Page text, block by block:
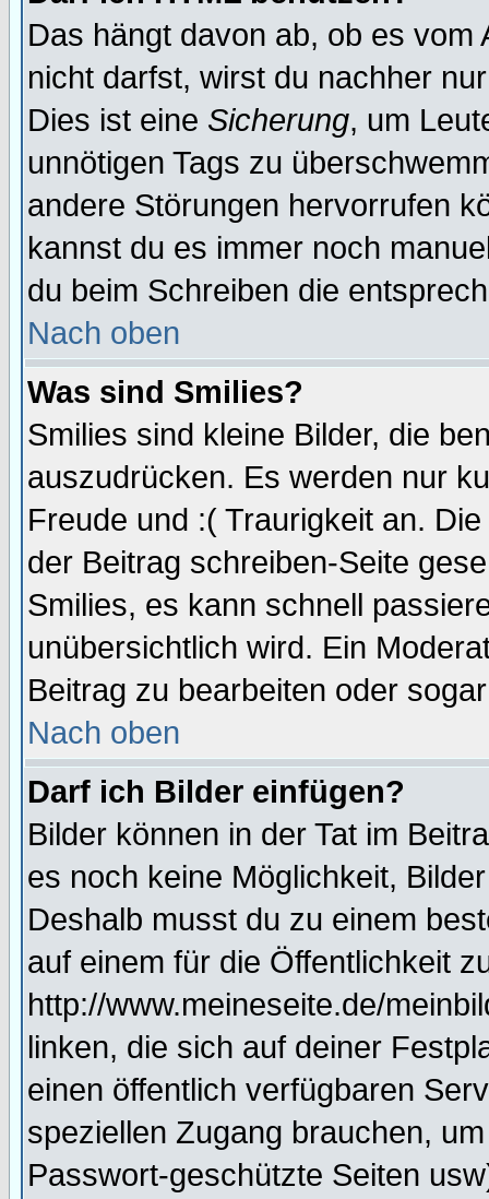
Das hängt davon ab, ob es
nicht darfst, wirst du nachher
Dies ist eine Sicherung, um
unnötigen Tags zu
andere Störungen hervorrufen
kannst du es immer noch
du beim Schreiben die
Nach oben
Was sind Smilies?
Smilies sind kleine Bilder, die
auszudrücken. Es werden nur
Freude und :( Traurigkeit an.
der Beitrag schreiben-Seite
Smilies, es kann schnell
unübersichtlich wird. Ein
Beitrag zu bearbeiten oder
Nach oben
Darf ich Bilder einfügen?
Bilder können in der Tat im
es noch keine Möglichkeit,
Deshalb musst du zu einem
auf einem für die Öffentlichkeit
http://www.meineseite.de/
linken, die sich auf deiner
einen öffentlich verfügbaren
speziellen Zugang brauchen,
Passwort-geschützte Seiten